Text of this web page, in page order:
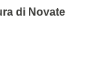
di Novate